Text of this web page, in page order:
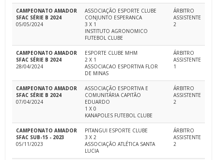
CAMPEONATO AMADOR
SFAC SÉRIE B 2024
05/05/2024
ASSOCIAÇÃO ESPORTE CLUBE
CONJUNTO ESPERANCA
3 X 1
INSTITUTO AGRONOMICO
FUTEBOL CLUBE
ÁRBITRO
ASSISTENTE
2
CAMPEONATO AMADOR
SFAC SÉRIE B 2024
28/04/2024
ESPORTE CLUBE MHM
2 X 1
ASSOCIACAO ESPORTIVA FLOR
DE MINAS
ÁRBITRO
ASSISTENTE
1
CAMPEONATO AMADOR
SFAC SÉRIE B 2024
07/04/2024
ASSOCIAÇÃO ESPORTIVA E
COMUNITÁRIA CAPITÃO
EDUARDO
1 X 0
KANAPOLES FUTEBOL CLUBE
ÁRBITRO
ASSISTENTE
2
CAMPEONATO AMADOR
SFAC SUB-15 - 2023
05/11/2023
PITANGUI ESPORTE CLUBE
3 X 2
ASSOCIAÇÃO ATLÉTICA SANTA
LUCIA
ÁRBITRO
ASSISTENTE
2